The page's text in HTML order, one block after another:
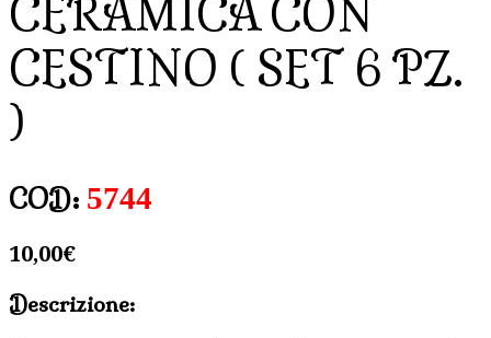
CERAMICA CON
CESTINO ( SET 6 PZ.
)
COD: 5744
10,00€
Descrizione: